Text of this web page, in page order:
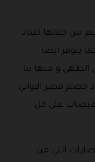
من خلالها اعداد
يتوفر ايضا
الطهي و منها ما
خصم قصر الاواني
على كل
التي من